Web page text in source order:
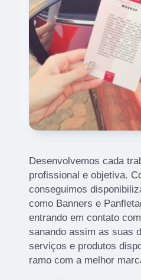
Desenvolvemos cada
profissional e objetiva.
conseguimos
como Banners e
entrando em contato
sanando assim as suas
serviços e produtos
ramo com a melhor